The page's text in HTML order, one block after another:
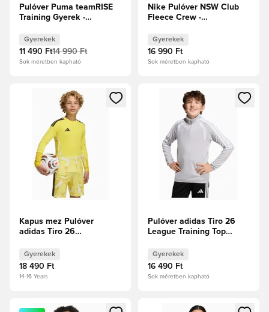
Pulóver Puma teamRISE
Training Gyerek -
Gyerekek
11 490 Ft14 990 Ft
Sok méretben kapható
Nike Pulóver NSW Club
Fleece Crew -
Gyerekek
16 990 Ft
Sok méretben kapható
Megnyit egy modált a bejelentkezéshez vagy a tagként
Kapus mez Pulóver
adidas Tiro 26
Sárga
Gyerekek
18 490 Ft
14-16 Years
Megnyit egy modált a
Pulóver adidas Tiro 26
League Training Top
Gyerekek
16 490 Ft
Sok méretben kapható
Megnyit egy modált a bejelentkezéshez vagy a tagként
Megnyit egy modált a